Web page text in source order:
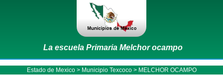
La escuela Primaria Melchor ocampo
Estado de Mexico> Municipio Texcoco> MELCHOR OCAMPO